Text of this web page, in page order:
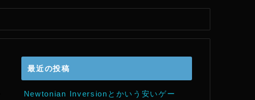
最近の投稿
Newtonian Inversionとかいう安いゲー